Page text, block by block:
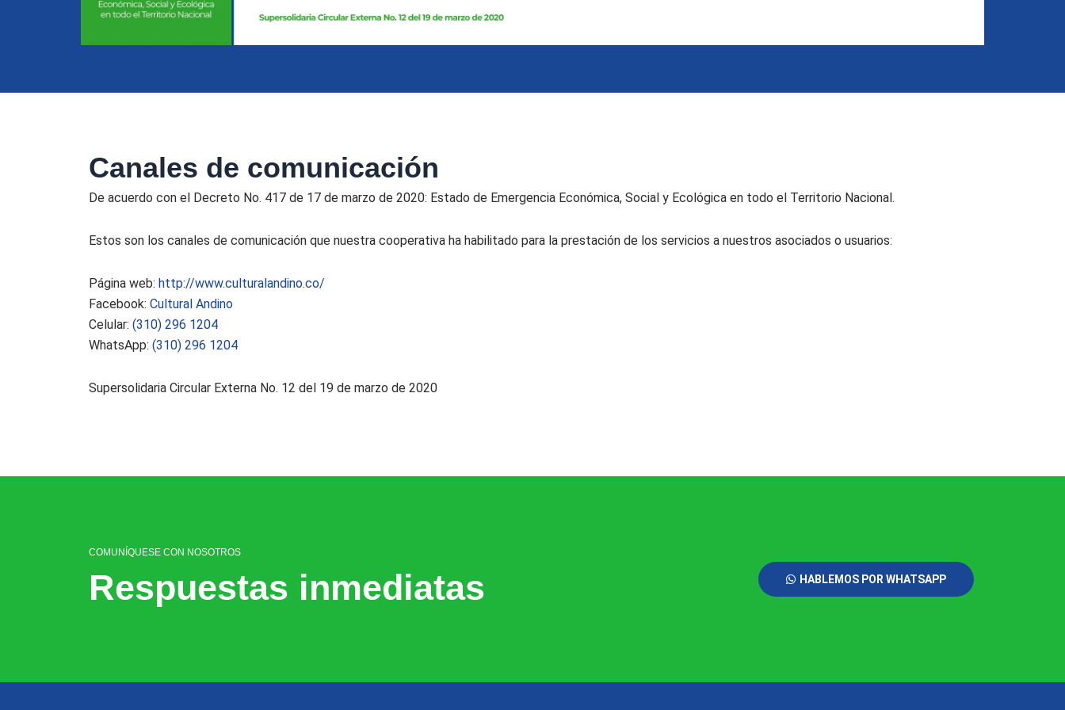
Canales de comunicación
De acuerdo con el Decreto No. 417 de 17 de marzo de 2020: Estado de Emergencia Económica, Social y Ecológica en todo el Territorio Nacional.
Estos son los canales de comunicación que nuestra cooperativa ha habilitado para la prestación de los servicios a nuestros asociados o usuarios:
Página web: http://www.culturalandino.co/
Facebook: Cultural Andino
Celular: (310) 296 1204
WhatsApp: (310) 296 1204
Supersolidaria Circular Externa No. 12 del 19 de marzo de 2020
COMUNÍQUESE CON NOSOTROS
Respuestas inmediatas HABLEMOS POR WHATSAPP